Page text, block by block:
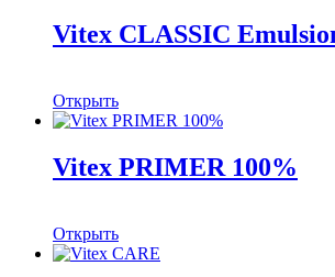
Vitex CLASSIC
Открыть
Vitex PRIMER 100%
Открыть